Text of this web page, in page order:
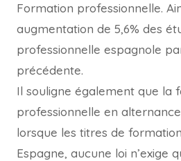
Formation professionnelle.
augmentation de 5,6% des
professionnelle espagnole
précédente.
Il souligne également que la
professionnelle en
lorsque les titres de
Espagne, aucune loi n’exige